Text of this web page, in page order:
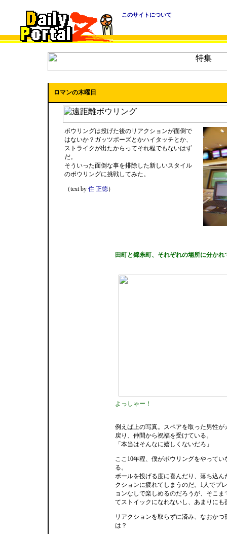
このサイトについて
ロマンの木曜日
ボウリングは投げた後のリアクションが面倒で
はないか？ガッツポーズとかハイタッチとか、
ストライクが出たからってそれ程でもないはず
だ。
そういった面倒な事を排除した新しいスタイル
のボウリングに挑戦してみた。
（text by住 正徳）
田町と錦糸町、それぞれの場所に分かれ
よっしゃー！
例えば上の写真。スペアを取った男性が
戻り、仲間から祝福を受けている。
「本当はそんなに嬉しくないだろ」
ここ10年程、僕がボウリングをやってい
る。
ボールを投げる度に喜んだり、落ち込ん
クションに疲れてしまうのだ。1人でプ
ョンなしで楽しめるのだろうが、そこ
てストイックになれないし、あまりにも
リアクションを取らずに済み、なおかつ
は？